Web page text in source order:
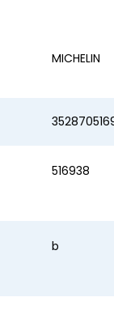
MICHELIN
516938
b